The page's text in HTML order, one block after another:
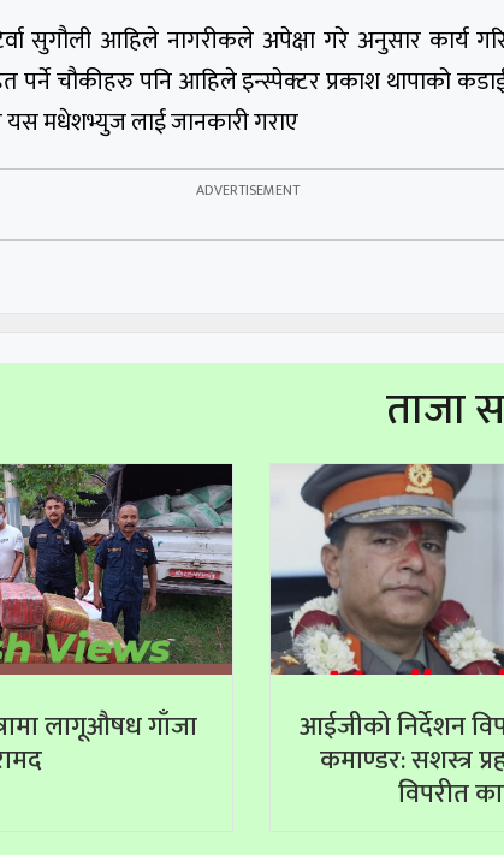
सुगौली आहिले नागरीकले अपेक्षा गरे अनुसार कार्य
पर्ने चौकीहरु पनि आहिले इन्स्पेक्टर प्रकाश थापाको कडाई
मधेशभ्युज लाई जानकारी गराए
ताजा
लागूऔषध गाँजा आईजीको निर्देशन
कमाण्डर: सशस्त्र
विपरीत